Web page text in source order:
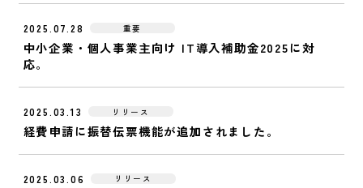
2025.07.28 重要
中小企業・個人事業主向け IT導入補助金2025に対
応。
2025.03.13 リリース
経費申請に振替伝票機能が追加されました。
2025.03.06 リリース